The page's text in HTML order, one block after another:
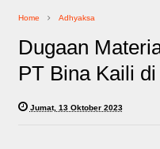
Home Adhyaksa
Dugaan
PT Bina Kaili
Jumat, 13 Oktober 2023